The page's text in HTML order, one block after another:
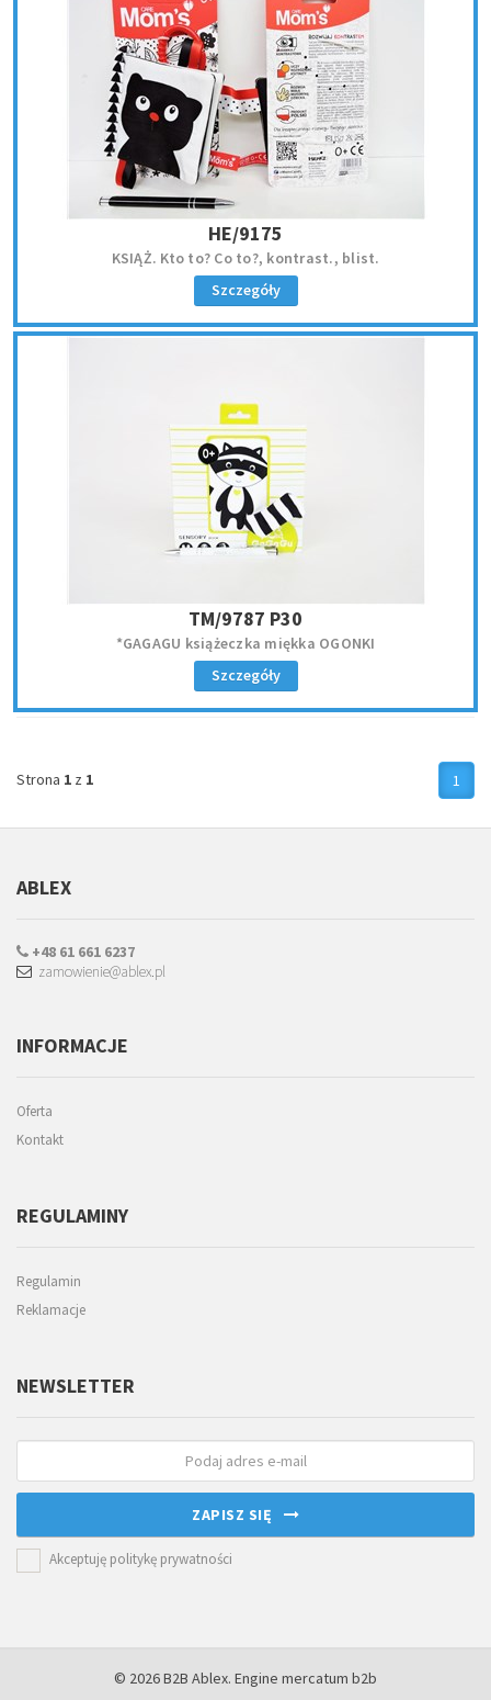
HE/9175
KSIĄŻ. Kto to? Co to?, kontrast., blist.
Szczegóły
TM/9787 P30
*GAGAGU książeczka miękka OGONKI
Szczegóły
Strona 1 z 1 1
ABLEX
+48 61 661 6237
zamowienie@ablex.pl
INFORMACJE
Oferta
Kontakt
REGULAMINY
Regulamin
Reklamacje
NEWSLETTER
ZAPISZ SIĘ
Akceptuję politykę prywatności
© 2026 B2B Ablex. Engine mercatum b2b